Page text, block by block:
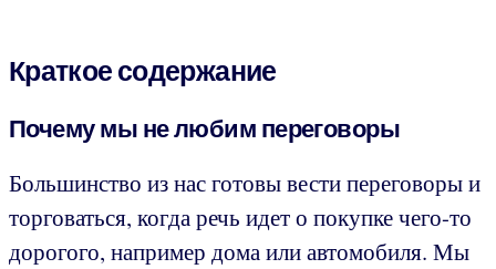
Краткое содержание
Почему мы не любим переговоры
Большинство из нас готовы вести переговоры и
торговаться, когда речь идет о покупке чего-то
дорогого, например дома или автомобиля. Мы